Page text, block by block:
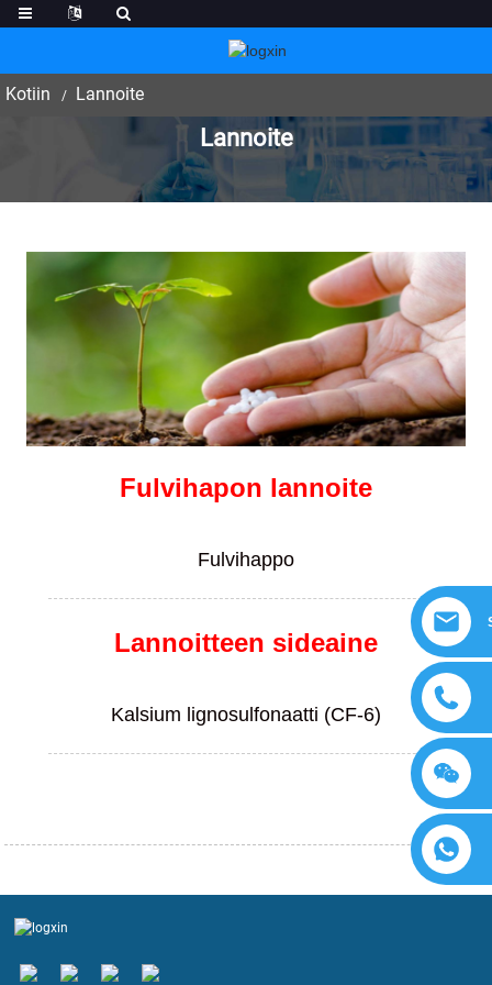
Kotiin Lannoite
Lannoite
Fulvihapon lannoite
Fulvihappo
Lannoitteen sideaine
Kalsium lignosulfonaatti (CF-6)